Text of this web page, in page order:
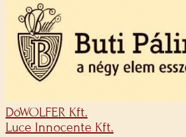
DöWOLFER Kft.
Luce Innocente Kft.